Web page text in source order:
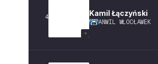
4 Kamil Łączyński
ANWIL WŁOCŁAWEK